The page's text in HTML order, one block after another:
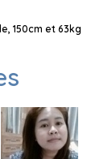
150cm et 63kg